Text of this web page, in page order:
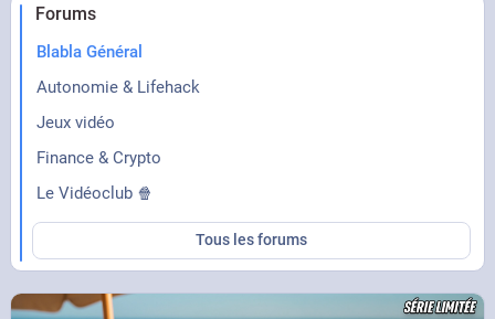
Forums
Blabla Général
Autonomie & Lifehack
Jeux vidéo
Finance & Crypto
Le Vidéoclub 🍿
Tous les forums